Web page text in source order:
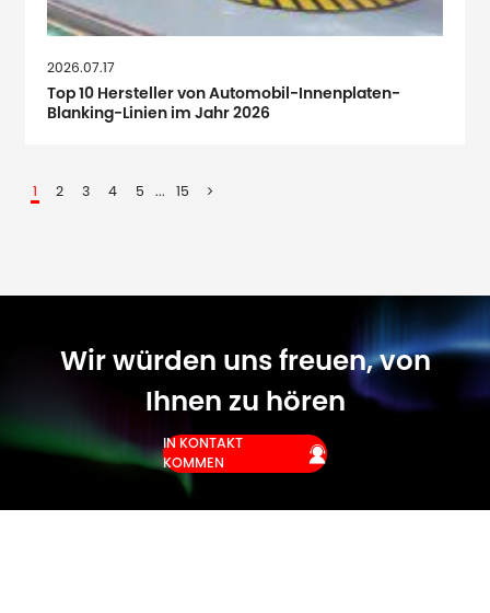
2026.07.17
Top 10 Hersteller von Automobil-Innenplaten-
Blanking-Linien im Jahr 2026
1 2 3 4 5 ... 15
Wir würden uns freuen, von
Ihnen zu hören
IN KONTAKT
KOMMEN
